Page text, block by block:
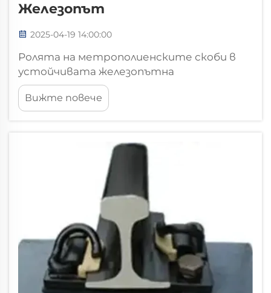
Железопът
2025-04-19 14:00:00
Ролята на метрополиенските скоби в
устойчивата железопътна
инфраструктура. Издръжливост и дълъг
живот на релсовите системи. Малко
известните метрополиенски скоби
поддържането на релсовите системи
стабилни с течение на времето в
нашите железопътни мрежи.
Проектирани са така, че да поемат
Вижте повече